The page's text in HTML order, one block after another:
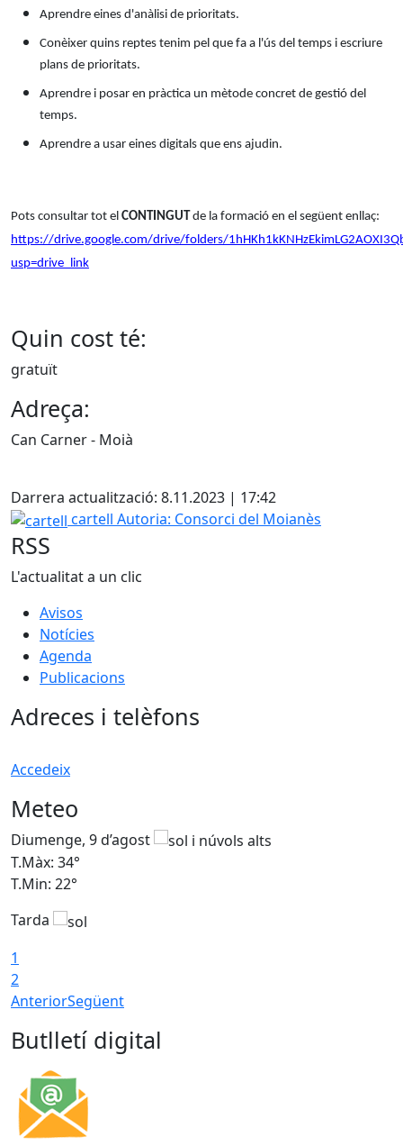
Aprendre eines d'anàlisi de prioritats.
Conèixer quins reptes tenim pel que fa a l'ús del temps i escriure
plans de prioritats.
Aprendre i posar en pràctica un mètode concret de gestió del
temps.
Aprendre a usar eines digitals que ens ajudin.
Pots consultar tot el CONTINGUT de la formació en el següent enllaç:
https://drive.google.com/drive/folders/
usp=drive_link
Quin cost té:
gratuït
Adreça:
Can Carner - Moià
Darrera actualització: 8.11.2023 | 17:42
cartell
cartell Autoria: Consorci del Moianès
RSS
L'actualitat a un clic
Avisos
Notícies
Agenda
Publicacions
Adreces i telèfons
Accedeix
Meteo
Diumenge, 9 d’agost
T.Màx: 34°
T.Min: 22°
Tarda
1
2
AnteriorSegüent
Butlletí digital